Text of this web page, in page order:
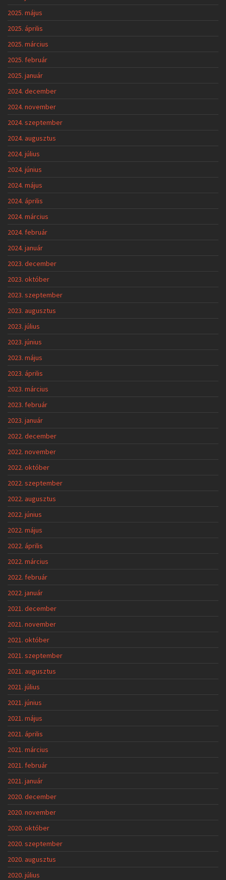
2025. május
2025. április
2025. március
2025. február
2025. január
2024. december
2024. november
2024. szeptember
2024. augusztus
2024. július
2024. június
2024. május
2024. április
2024. március
2024. február
2024. január
2023. december
2023. október
2023. szeptember
2023. augusztus
2023. július
2023. június
2023. május
2023. április
2023. március
2023. február
2023. január
2022. december
2022. november
2022. október
2022. szeptember
2022. augusztus
2022. június
2022. május
2022. április
2022. március
2022. február
2022. január
2021. december
2021. november
2021. október
2021. szeptember
2021. augusztus
2021. július
2021. június
2021. május
2021. április
2021. március
2021. február
2021. január
2020. december
2020. november
2020. október
2020. szeptember
2020. augusztus
2020. július